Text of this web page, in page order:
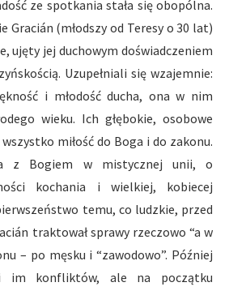
ze spotkania stała się obopólna.
Gracián (młodszy od Teresy o 30 lat)
ujęty jej duchowym doświadczeniem
Uzupełniali się wzajemnie:
i młodość ducha, ona w nim
wieku. Ich głębokie, osobowe
miłość do Boga i do zakonu.
z Bogiem w mistycznej unii, o
kochania i wielkiej, kobiecej
temu, co ludzkie, przed
traktował sprawy rzeczowo “a w
– po męsku i “zawodowo”. Później
im konfliktów, ale na początku